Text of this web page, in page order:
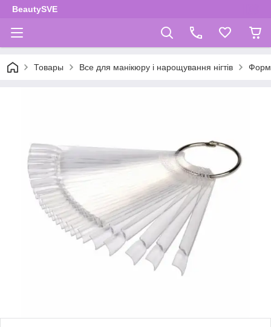
BeautySVE
Товары Все для манікюру і нарощування нігтів